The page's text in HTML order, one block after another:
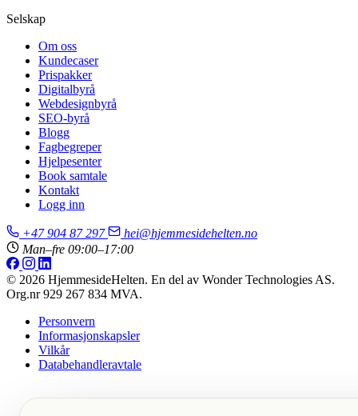
Selskap
Om oss
Kundecaser
Prispakker
Digitalbyrå
Webdesignbyrå
SEO-byrå
Blogg
Fagbegreper
Hjelpesenter
Book samtale
Kontakt
Logg inn
+47 904 87 297
hei@hjemmesidehelten.no
Man–fre 09:00–17:00
© 2026 HjemmesideHelten. En del av Wonder Technologies AS.
Org.nr 929 267 834 MVA.
Personvern
Informasjonskapsler
Vilkår
Databehandleravtale